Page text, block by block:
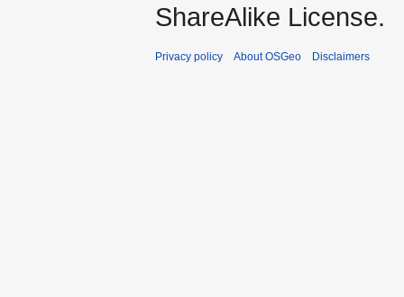
ShareAlike License.
Privacy policy About OSGeo Disclaimers